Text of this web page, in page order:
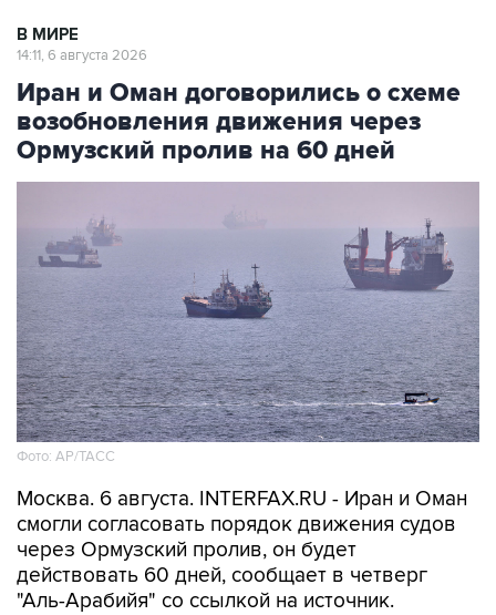
В МИРЕ
14:11, 6 августа 2026
Иран и Оман договорились о схеме
возобновления движения через
Ормузский пролив на 60 дней
Фото: AP/ТАСС
Москва. 6 августа. INTERFAX.RU - Иран и Оман
смогли согласовать порядок движения судов
через Ормузский пролив, он будет
действовать 60 дней, сообщает в четверг
"Аль-Арабийя" со ссылкой на источник.